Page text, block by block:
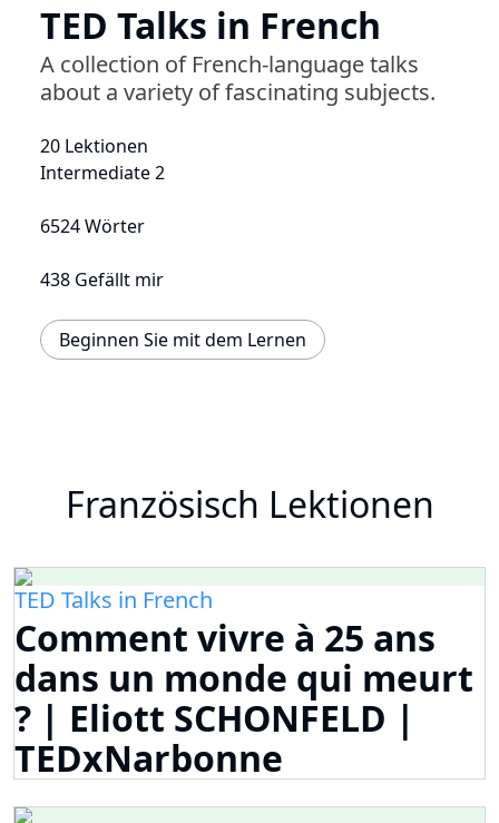
TED Talks in French
A collection of French-language talks
about a variety of fascinating subjects.
20 Lektionen
Intermediate 2
6524 Wörter
438 Gefällt mir
Beginnen Sie mit dem Lernen
Französisch Lektionen
TED Talks in French
Comment vivre à 25 ans
dans un monde qui meurt
? | Eliott SCHONFELD |
TEDxNarbonne